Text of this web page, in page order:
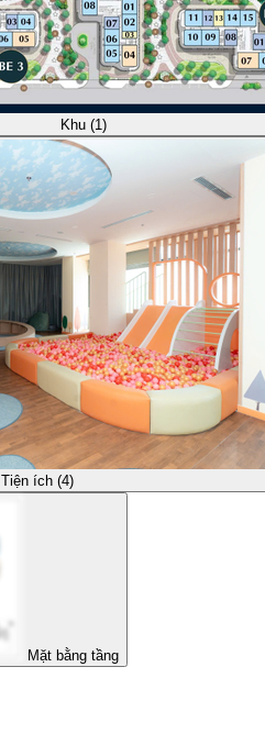
Khu (1)
Tiện ích (4)
Mặt bằng tầng